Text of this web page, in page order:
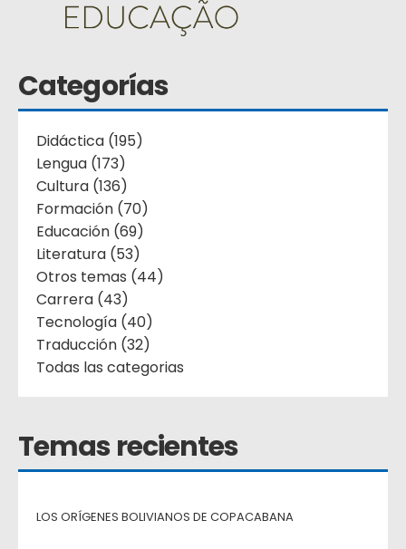
Categorías
Didáctica (195)
Lengua (173)
Cultura (136)
Formación (70)
Educación (69)
Literatura (53)
Otros temas (44)
Carrera (43)
Tecnología (40)
Traducción (32)
Todas las categorias
Temas recientes
LOS ORÍGENES BOLIVIANOS DE COPACABANA